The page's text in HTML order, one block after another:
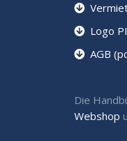
Logo
AGB
Die
Webshop